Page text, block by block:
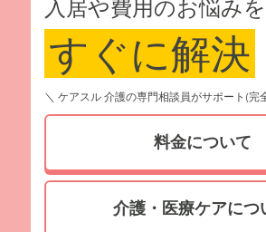
入居や費用のお悩みを
すぐに解決
＼ ケアスル 介護の専門相談員がサポート(完
料金について
介護・医療ケアにつ